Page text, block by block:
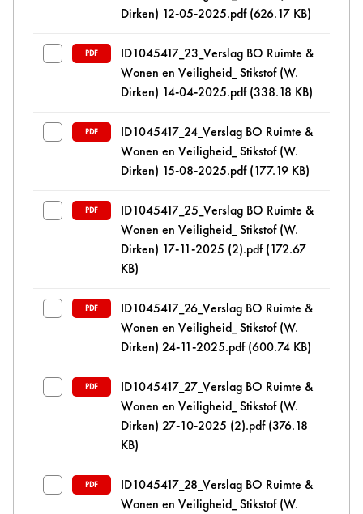
Dirken) 12-05-2025.pdf (626.17 KB)
PDF
ID1045417_23_Verslag BO Ruimte &
Wonen en Veiligheid_ Stikstof (W.
Dirken) 14-04-2025.pdf (338.18 KB)
PDF
ID1045417_24_Verslag BO Ruimte &
Wonen en Veiligheid_ Stikstof (W.
Dirken) 15-08-2025.pdf (177.19 KB)
PDF
ID1045417_25_Verslag BO Ruimte &
Wonen en Veiligheid_ Stikstof (W.
Dirken) 17-11-2025 (2).pdf (172.67
KB)
PDF
ID1045417_26_Verslag BO Ruimte &
Wonen en Veiligheid_ Stikstof (W.
Dirken) 24-11-2025.pdf (600.74 KB)
PDF
ID1045417_27_Verslag BO Ruimte &
Wonen en Veiligheid_ Stikstof (W.
Dirken) 27-10-2025 (2).pdf (376.18
KB)
PDF
ID1045417_28_Verslag BO Ruimte &
Wonen en Veiligheid_ Stikstof (W.